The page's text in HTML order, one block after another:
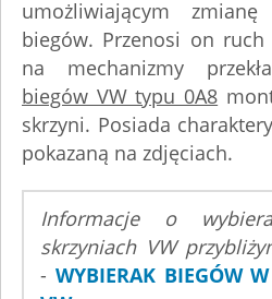
umożliwiającym
biegów. Przenosi on ruch
na mechanizmy
biegów VW typu 0A8
skrzyni. Posiada
pokazaną na zdjęciach.
Informacje o
skrzyniach VW
- WYBIERAK BIEGÓW